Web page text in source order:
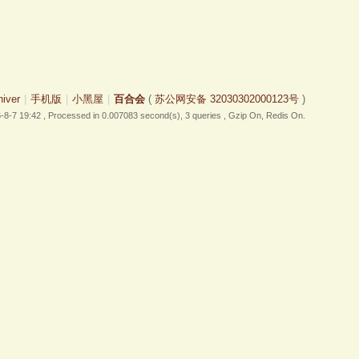
手机版 小黑屋 百合会( 苏公网安备 32030302000123号)
8-7 19:42, Processed in 0.007083 second(s), 3 queries , Gzip On, Redis On.